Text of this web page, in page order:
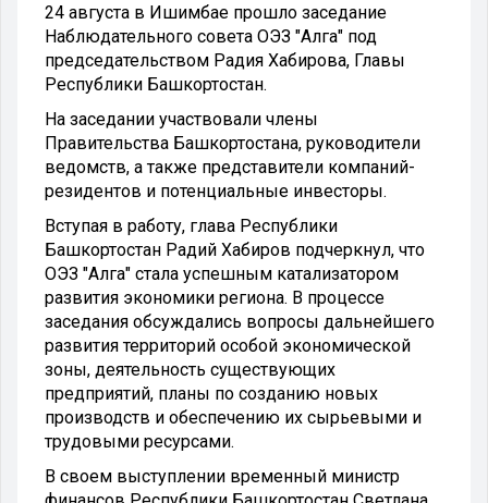
24 августа в Ишимбае прошло заседание
Наблюдательного совета ОЭЗ "Алга" под
председательством Радия Хабирова, Главы
Республики Башкортостан.
На заседании участвовали члены
Правительства Башкортостана, руководители
ведомств, а также представители компаний-
резидентов и потенциальные инвесторы.
Вступая в работу, глава Республики
Башкортостан Радий Хабиров подчеркнул, что
ОЭЗ "Алга" стала успешным катализатором
развития экономики региона. В процессе
заседания обсуждались вопросы дальнейшего
развития территорий особой экономической
зоны, деятельность существующих
предприятий, планы по созданию новых
производств и обеспечению их сырьевыми и
трудовыми ресурсами.
В своем выступлении временный министр